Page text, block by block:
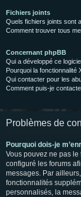
Fichiers joints
Quels fichiers joints sont
Comment trouver tous
Concernant phpBB
Qui a développé ce
Pourquoi la fonctionnalité
Qui contacter pour les
Comment puis-je
Problèmes de
Pourquoi dois-je
Vous pouvez ne pas le
configuré les forums
messages. Par
fonctionnalités
personnalisés, la